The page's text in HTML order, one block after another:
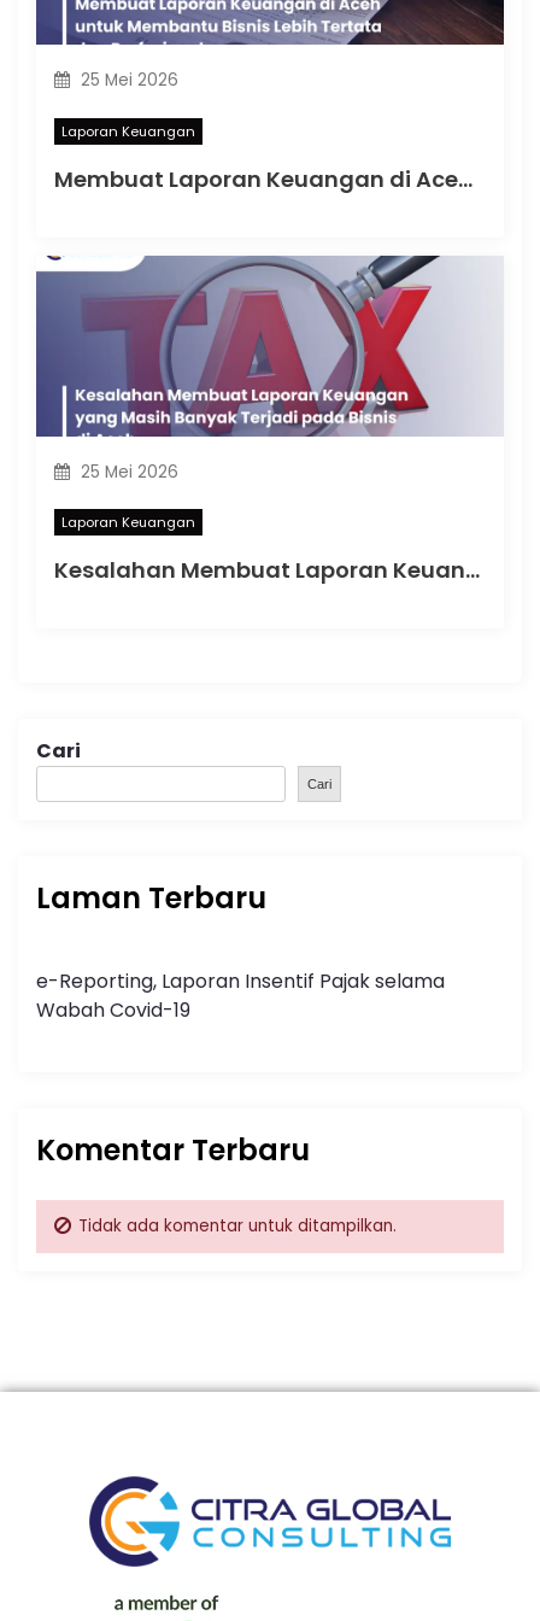
25 Mei 2026
Laporan Keuangan
Membuat Laporan Keuangan di Aceh untuk Membantu Bisnis Lebih Tertata dan Profesional
25 Mei 2026
Laporan Keuangan
Kesalahan Membuat Laporan Keuangan yang Masih Banyak Terjadi pada Bisnis di Aceh
Cari
Cari
Laman Terbaru
e-Reporting, Laporan Insentif Pajak selama
Wabah Covid-19
Komentar Terbaru
Tidak ada komentar untuk ditampilkan.